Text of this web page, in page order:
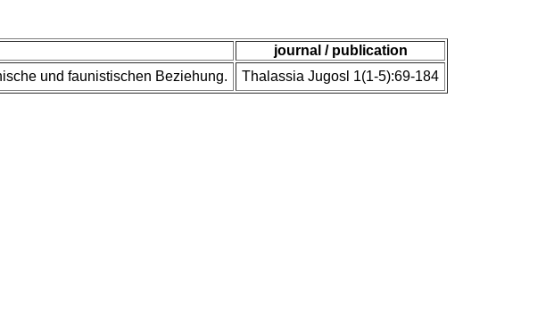
journal / publication
und faunistischen Beziehung. Thalassia Jugosl 1(1-5):69-184